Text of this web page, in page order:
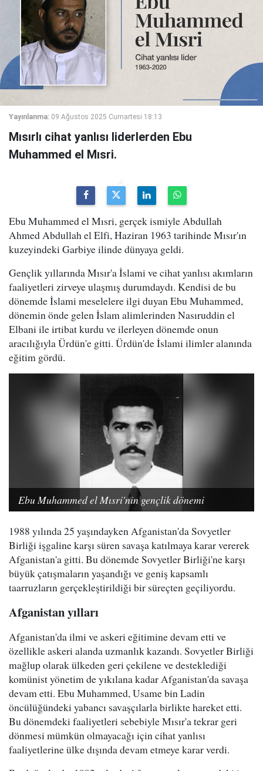
Yayınlanma: 09 Ağustos 2025 Cumartesi 18:13
Mısırlı cihat yanlısı liderlerden Ebu
Muhammed el Mısri.
Ebu Muhammed el Mısri, gerçek ismiyle Abdullah
Ahmed Abdullah el Elfi, Haziran 1963 tarihinde Mısır'ın
kuzeyindeki Garbiye ilinde dünyaya geldi.
Gençlik yıllarında Mısır'a İslami ve cihat yanlısı akımların
faaliyetleri zirveye ulaşmış durumdaydı. Kendisi de bu
dönemde İslami meselelere ilgi duyan Ebu Muhammed,
dönemin önde gelen İslam alimlerinden Nasıruddin el
Elbani ile irtibat kurdu ve ilerleyen dönemde onun
aracılığıyla Ürdün'e gitti. Ürdün'de İslami ilimler alanında
eğitim gördü.
Ebu Muhammed el Mısri'nin gençlik dönemi
1988 yılında 25 yaşındayken Afganistan'da Sovyetler
Birliği işgaline karşı süren savaşa katılmaya karar vererek
Afganistan'a gitti. Bu dönemde Sovyetler Birliği'ne karşı
büyük çatışmaların yaşandığı ve geniş kapsamlı
taarruzların gerçekleştirildiği bir süreçten geçiliyordu.
Afganistan yılları
Afganistan'da ilmi ve askeri eğitimine devam etti ve
özellikle askeri alanda uzmanlık kazandı. Sovyetler Birliği
mağlup olarak ülkeden geri çekilene ve desteklediği
komünist yönetim de yıkılana kadar Afganistan'da savaşa
devam etti. Ebu Muhammed, Usame bin Ladin
öncülüğündeki yabancı savaşçılarla birlikte hareket etti.
Bu dönemdeki faaliyetleri sebebiyle Mısır'a tekrar geri
dönmesi mümkün olmayacağı için cihat yanlısı
faaliyetlerine ülke dışında devam etmeye karar verdi.